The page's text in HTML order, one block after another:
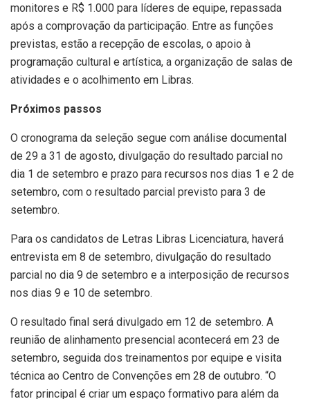
monitores e R$ 1.000 para líderes de equipe, repassada
após a comprovação da participação. Entre as funções
previstas, estão a recepção de escolas, o apoio à
programação cultural e artística, a organização de salas de
atividades e o acolhimento em Libras.
Próximos passos
O cronograma da seleção segue com análise documental
de 29 a 31 de agosto, divulgação do resultado parcial no
dia 1 de setembro e prazo para recursos nos dias 1 e 2 de
setembro, com o resultado parcial previsto para 3 de
setembro.
Para os candidatos de Letras Libras Licenciatura, haverá
entrevista em 8 de setembro, divulgação do resultado
parcial no dia 9 de setembro e a interposição de recursos
nos dias 9 e 10 de setembro.
O resultado final será divulgado em 12 de setembro. A
reunião de alinhamento presencial acontecerá em 23 de
setembro, seguida dos treinamentos por equipe e visita
técnica ao Centro de Convenções em 28 de outubro. “O
fator principal é criar um espaço formativo para além da